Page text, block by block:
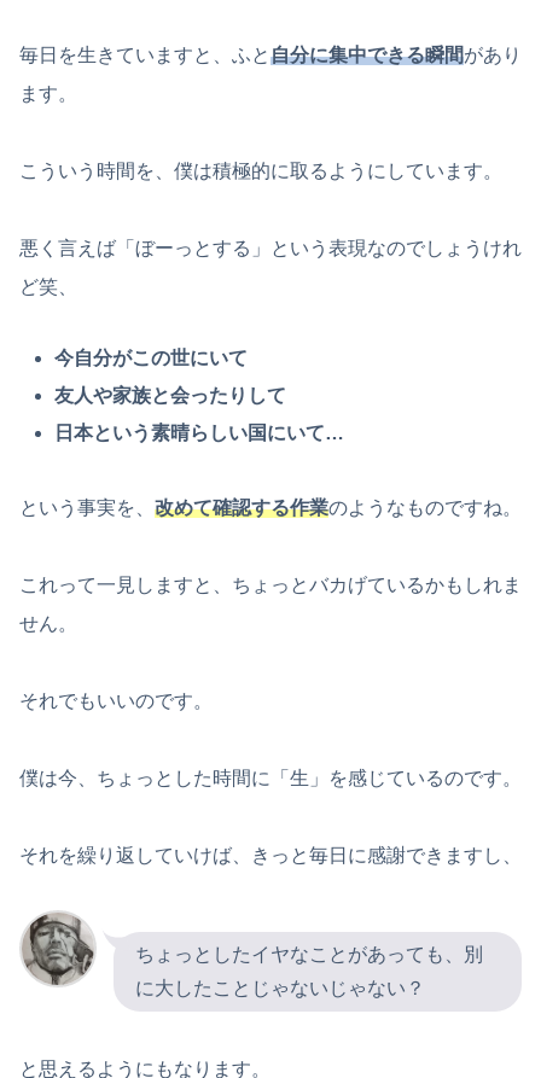
毎日を生きていますと、ふと自分に集中できる瞬間があり
ます。
こういう時間を、僕は積極的に取るようにしています。
悪く言えば「ぼーっとする」という表現なのでしょうけれ
ど笑、
今自分がこの世にいて
友人や家族と会ったりして
日本という素晴らしい国にいて…
という事実を、 改めて確認する作業のようなものですね。
これって一見しますと、ちょっとバカげているかもしれま
せん。
それでもいいのです。
僕は今、ちょっとした時間に「生」を感じているのです。
それを繰り返していけば、きっと毎日に感謝できますし、
ちょっとしたイヤなことがあっても、別
に大したことじゃないじゃない？
と思えるようにもなります。